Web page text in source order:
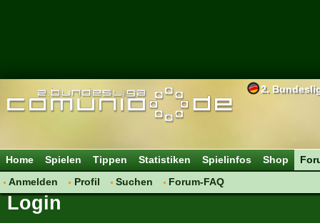
2.
Home Spielen Tippen Statistiken Spielinfos Shop
Anmelden
Profil Suchen Forum-FAQ
Login